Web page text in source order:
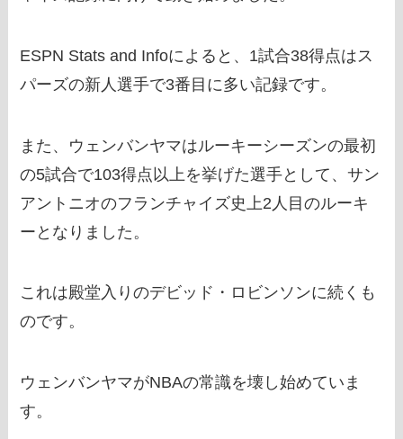
ESPN Stats and Infoによると、1試合38得点はス
パーズの新人選手で3番目に多い記録です。
また、ウェンバンヤマはルーキーシーズンの最初
の5試合で103得点以上を挙げた選手として、サン
アントニオのフランチャイズ史上2人目のルーキ
ーとなりました。
これは殿堂入りのデビッド・ロビンソンに続くも
のです。
ウェンバンヤマがNBAの常識を壊し始めていま
す。